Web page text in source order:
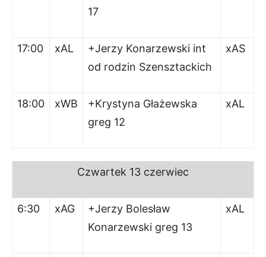
17
17:00 xAL
+Jerzy Konarzewski int
od rodzin Szensztackich
xAS
18:00 xWB
+Krystyna Głażewska
greg 12
xAL
Czwartek 13 czerwiec
6:30 xAG
+Jerzy Bolesław
Konarzewski greg 13
xAL